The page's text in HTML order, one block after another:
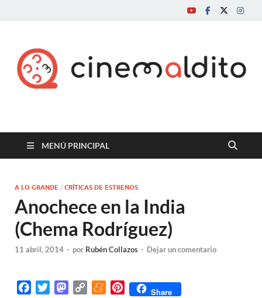
Cine maldito
MENÚ PRINCIPAL
A LO GRANDE / CRÍTICAS DE ESTRENOS
Anochece en la India
(Chema Rodríguez)
11 abril, 2014 - por Rubén Collazos - Dejar un comentario
M
M
P
Share